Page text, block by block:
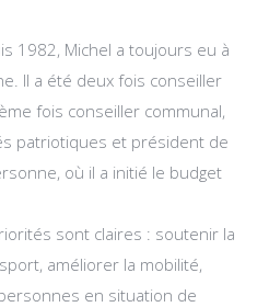
1982, Michel a toujours eu à
Il a été deux fois conseiller
fois conseiller communal,
patriotiques et président de
où il a initié le budget
sont claires : soutenir la
améliorer la mobilité,
en situation de